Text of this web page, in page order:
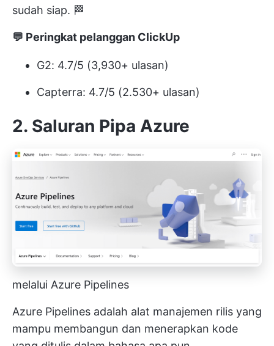
sudah siap. 🏁
💬 Peringkat pelanggan ClickUp
G2: 4.7/5 (3,930+ ulasan)
Capterra: 4.7/5 (2.530+ ulasan)
2. Saluran Pipa Azure
melalui Azure Pipelines
Azure Pipelines adalah alat manajemen rilis yang
mampu membangun dan menerapkan kode